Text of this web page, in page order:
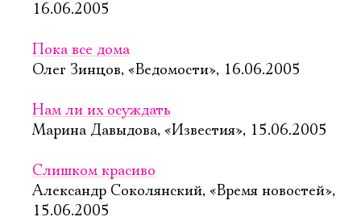
16.06.2005
Пока все дома
Олег Зинцов, «Ведомости», 16.06.2005
Нам ли их осуждать
Марина Давыдова, «Известия», 15.06.2005
Слишком красиво
Александр Соколянский, «Время новостей»,
15.06.2005